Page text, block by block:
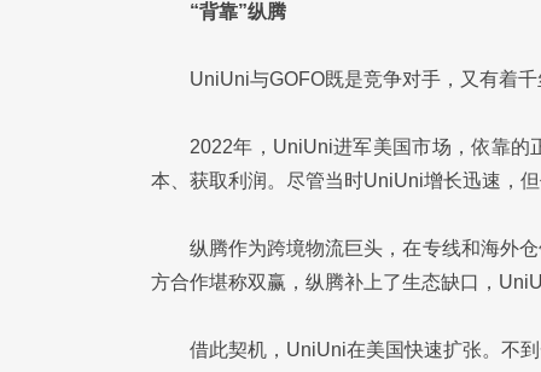
“背靠”纵腾
UniUni与GOFO既是竞争对手，又有着
2022年，UniUni进军美国市场，依靠
本、获取利润。尽管当时UniUni增长迅速，
纵腾作为跨境物流巨头，在专线和海外
方合作堪称双赢，纵腾补上了生态缺口，
借此契机，UniUni在美国快速扩张。不